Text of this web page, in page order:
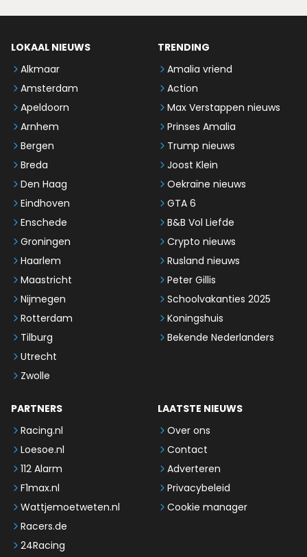
LOKAAL NIEUWS
Alkmaar
Amsterdam
Apeldoorn
Arnhem
Bergen
Breda
Den Haag
Eindhoven
Enschede
Groningen
Haarlem
Maastricht
Nijmegen
Rotterdam
Tilburg
Utrecht
Zwolle
TRENDING
Amalia vriend
Action
Max Verstappen nieuws
Prinses Amalia
Trump nieuws
Joost Klein
Oekraïne nieuws
GTA 6
B&B Vol Liefde
Crypto nieuws
Rusland nieuws
Peter Gillis
Schoolvakanties 2025
Koningshuis
Bekende Nederlanders
PARTNERS
Racing.nl
Loesoe.nl
112 Alarm
F1max.nl
Wattjemoetweten.nl
Racers.de
24Racing
LAATSTE NIEUWS
Over ons
Contact
Adverteren
Privacybeleid
Cookie manager